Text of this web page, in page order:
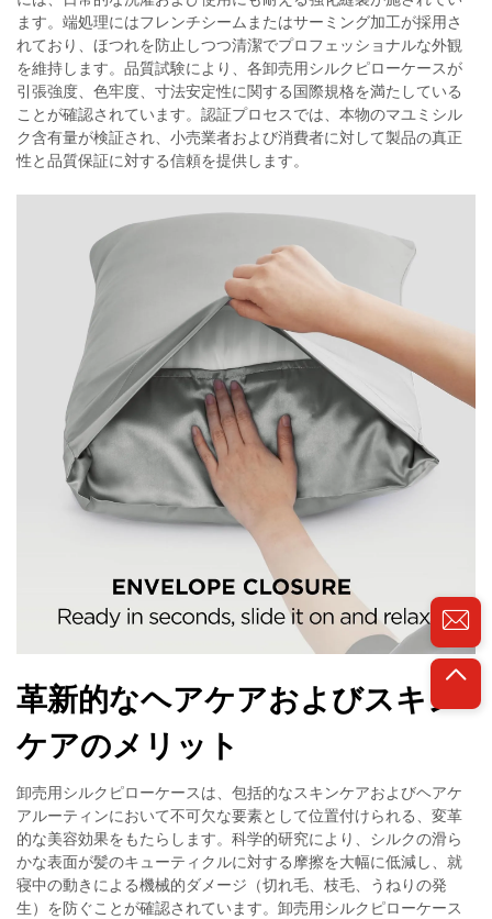
ます。端処理にはフレンチシームまたはサーミング加工が採用さ
れており、ほつれを防止しつつ清潔でプロフェッショナルな外観
を維持します。品質試験により、各卸売用シルクピローケースが
引張強度、色牢度、寸法安定性に関する国際規格を満たしている
ことが確認されています。認証プロセスでは、本物のマユミシル
ク含有量が検証され、小売業者および消費者に対して製品の真正
性と品質保証に対する信頼を提供します。
革新的なヘアケアおよびスキン
ケアのメリット
卸売用シルクピローケースは、包括的なスキンケアおよびヘアケ
アルーティンにおいて不可欠な要素として位置付けられる、変革
的な美容効果をもたらします。科学的研究により、シルクの滑ら
かな表面が髪のキューティクルに対する摩擦を大幅に低減し、就
寝中の動きによる機械的ダメージ（切れ毛、枝毛、うねりの発
生）を防ぐことが確認されています。卸売用シルクピローケース